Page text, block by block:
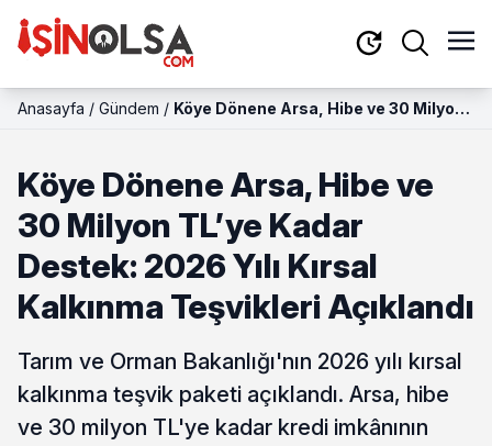
Anasayfa / Gündem / Köye Dönene Arsa, Hibe ve 30 Milyon
Köye Dönene Arsa, Hibe ve
30 Milyon TL’ye Kadar
Destek: 2026 Yılı Kırsal
Kalkınma Teşvikleri Açıklandı
Tarım ve Orman Bakanlığı'nın 2026 yılı kırsal
kalkınma teşvik paketi açıklandı. Arsa, hibe
ve 30 milyon TL'ye kadar kredi imkânının